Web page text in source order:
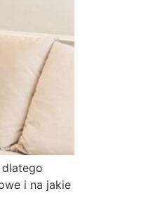
i na jakie